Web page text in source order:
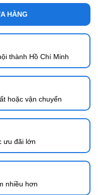
HÀNG
thành Hồ Chí Minh
hoặc vận chuyển
ưu đãi lớn
nhiều hơn